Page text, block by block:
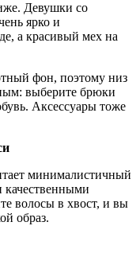
Девушки со
ярко и
а красивый мех на
фон, поэтому низ
выберите брюки
Аксессуары тоже
минималистичный
волосы в хвост, и вы
образ.